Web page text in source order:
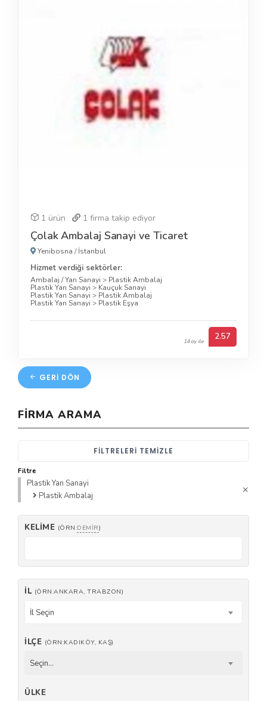
1 ürün 1 firma takip ediyor
Çolak Ambalaj Sanayi ve Ticaret
Yenibosna /İstanbul
Hizmet verdiği sektörler:
Ambalaj / Yan Sanayi > Plastik Ambalaj
Plastik Yan Sanayi > Kauçuk Sanayi
Plastik Yan Sanayi > Plastik Ambalaj
Plastik Yan Sanayi > Plastik Eşya
14 oy ile 2.57
GERI DÖN
FIRMA ARAMA
FILTRELERI TEMIZLE
Filtre
Plastik Yan Sanayi
Plastik Ambalaj
KELIME (ÖRN:DEMIR)
İL (ÖRN:ANKARA, TRABZON)
İl Seçin
İLÇE (ÖRN:KADIKÖY, KAŞ)
Seçin...
ÜLKE